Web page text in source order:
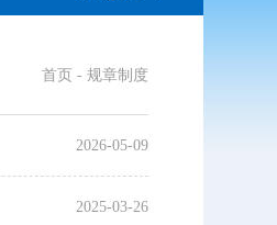
首页 - 规章制度
2026-05-09
2025-03-26